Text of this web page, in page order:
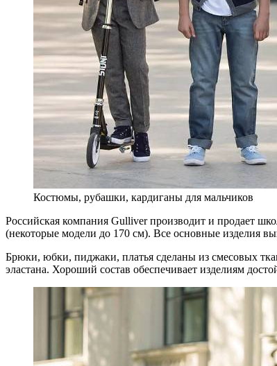
Костюмы, рубашки, кардиганы для мальчиков
Российская компания Gulliver производит и продает
(некоторые модели до 170 см). Все основные изделия
Брюки, юбки, пиджаки, платья сделаны из смесовых
эластана. Хороший состав обеспечивает изделиям